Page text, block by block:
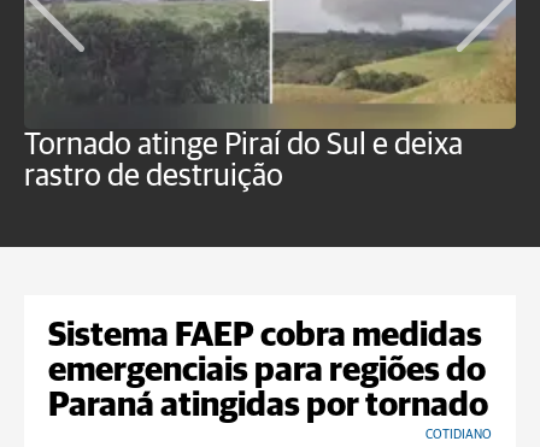
Tornado atinge Piraí do Sul e deixa
rastro de destruição
Sistema FAEP cobra medidas
emergenciais para regiões do
Paraná atingidas por tornado
COTIDIANO